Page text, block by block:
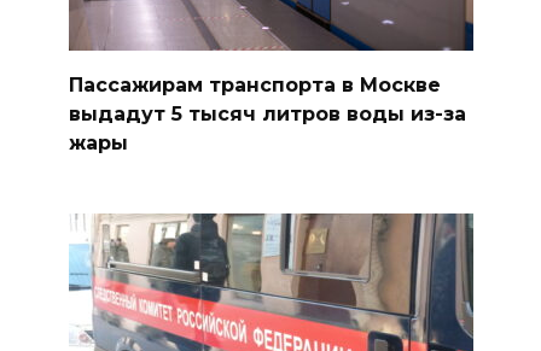
Пассажирам транспорта в Москве
выдадут 5 тысяч литров воды из-за
жары